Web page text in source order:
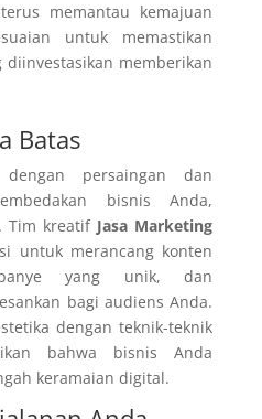
memantau kemajuan
untuk memastikan
memberikan
Batas
persaingan dan
bisnis Anda,
Tim kreatif Jasa Marketing
untuk merancang konten
yang unik, dan
bagi audiens Anda.
dengan teknik-teknik
bahwa bisnis Anda
keramaian digital.